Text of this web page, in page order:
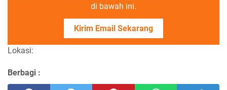
di bawah ini.
Kirim Email Sekarang
Lokasi:
Berbagi :